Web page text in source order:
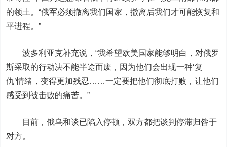
的领土。“俄军必须撤离我们国家，撤离后我们才可能恢复和
平进程。”
波多利亚克补充说，“我希望欧美国家能够明白，对俄罗
斯采取的行动决不能半途而废，因为他们会出现一种‘复
仇’情绪，变得更加残忍……一定要把他们彻底打败，让他们
感受到被击败的痛苦。”
目前，俄乌和谈已陷入停顿，双方都把谈判停滞归咎于
对方。